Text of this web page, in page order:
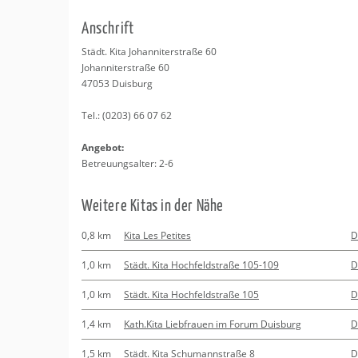
Beratung
Kurse
Regionale Tipps
An­schrift
Städt. Kita Jo­han­ni­ter­stra­ße 60
Jo­han­ni­ter­stra­ße 60
47053 Duis­burg
Tel.:(0203) 66 07 62
An­ge­bot:
Be­treu­ungs­al­ter: 2-6
Wei­te­re Kitas in der Nähe
0,8 km Kita Les Petites
1,0 km Städt. Kita Hochfeldstraße 105-109
1,0 km Städt. Kita Hochfeldstraße 105
1,4 km Kath.Kita Liebfrauen im Forum Duisburg
1,5 km Städt. Kita Schumannstraße 8